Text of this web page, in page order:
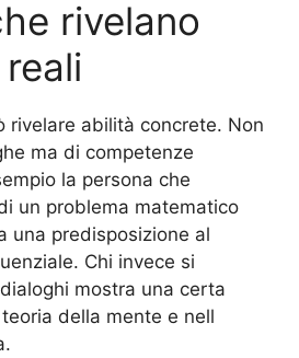
rivelano
rivelare abilità concrete. Non
ma di competenze
la persona che
un problema matematico
una predisposizione al
Chi invece si
mostra una certa
della mente e nell